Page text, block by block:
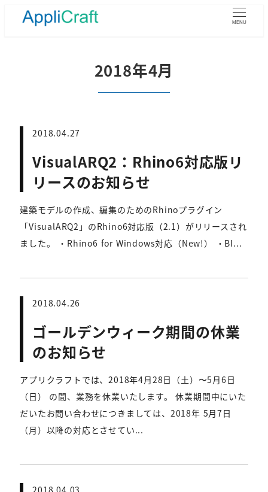
MENU
2018年4月
2018.04.27
VisualARQ2：Rhino6対応版リ
リースのお知らせ
建築モデルの作成、編集のためのRhinoプラグイン
「VisualARQ2」のRhino6対応版（2.1）がリリースされ
ました。 ・Rhino6 for Windows対応（New!） ・BI...
2018.04.26
ゴールデンウィーク期間の休業
のお知らせ
アプリクラフトでは、2018年4月28日（土）〜5月6日
（日） の間、業務を休業いたします。 休業期間中にいた
だいたお問い合わせにつきましては、2018年 5月7日
（月）以降の対応とさせてい...